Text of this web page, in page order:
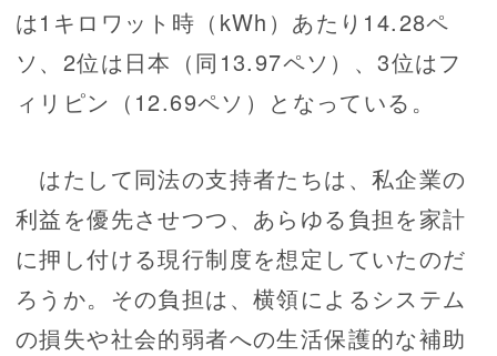
は1キロワット時（kWh）あたり14.28ペ
ソ、2位は日本（同13.97ペソ）、3位はフ
ィリピン（12.69ペソ）となっている。
はたして同法の支持者たちは、私企業の
利益を優先させつつ、あらゆる負担を家計
に押し付ける現行制度を想定していたのだ
ろうか。その負担は、横領によるシステム
の損失や社会的弱者への生活保護的な補助